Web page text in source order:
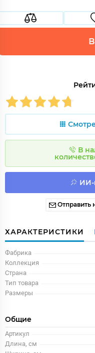
В
ИИ-
Отправить
ХАРАКТЕРИСТИКИ
Фабрика
Коллекция
Страна
Тип товара
Размеры
Общие
Артикул
Длина, см